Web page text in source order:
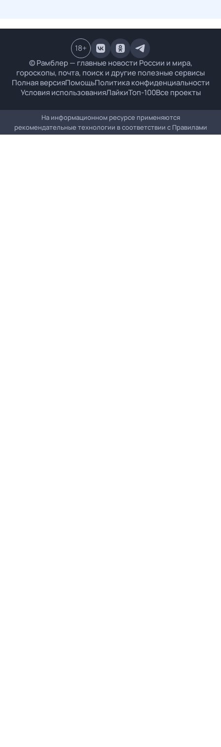
© Рамблер — главные новости России и мира,
гороскопы, почта, поиск и другие полезные сервисы
Полная версияПомощьПолитика конфиденциальности
Условия использованияЛайкиТоп-100Все проекты
18+
На информационном ресурсе применяются
рекомендательные технологии в соответствии с Правилами